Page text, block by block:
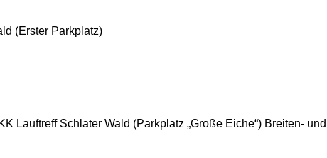
(Erster Parkplatz)
Lauftreff Schlater Wald (Parkplatz „Große Eiche“) Breiten-